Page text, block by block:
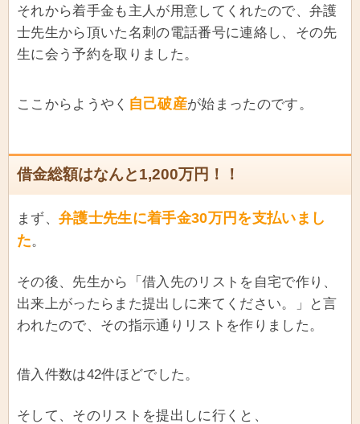
それから着手金も主人が用意してくれたので、弁護
士先生から頂いた名刺の電話番号に連絡し、その先
生に会う予約を取りました。
ここからようやく 自己破産が始まったのです。
借金総額はなんと1,200万円！！
まず、弁護士先生に着手金30万円を支払いまし
た。
その後、先生から「借入先のリストを自宅で作り、
出来上がったらまた提出しに来てください。」と言
われたので、その指示通りリストを作りました。
借入件数は42件ほどでした。
そして、そのリストを提出しに行くと、